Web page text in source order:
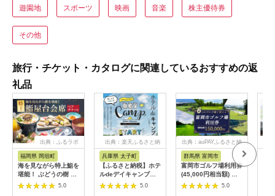
遊園地 スポーツ 映画 音楽 株主優待券
その他
旅行・チケット・カタログに関連しているおすすめの返
礼品
出典：ふるラボ
福岡県 岡垣町
海を見ながら特上鮨を
堪能！ ぶどうの樹 鮨
屋台ペア お食事券 海
鮮 海 屋台 食事 ペア
5.0
出典：楽天ふるさと納
兵庫県 太子町
【ふるさと納税】ホテ
ルdeデイキャンプ体
験チケット
【1364991】
5.0
出典：auPAYふるさと納
群馬県 富岡市
富岡市ゴルフ場利用券
(45,000円相当額) ゴ
ルフ チケット 平日 土
日 祝日 プレー券 関東
5.0